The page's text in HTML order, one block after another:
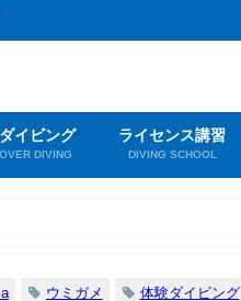
イビング
DIVING
ライセンス講習
DIVING SCHOOL
ウミガメ 体験ダイビング